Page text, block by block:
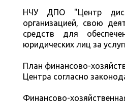
НЧУ ДПО "Центр
организацией, свою
средств для
юридических лиц за
План финансово-
Центра согласно
Финансово-